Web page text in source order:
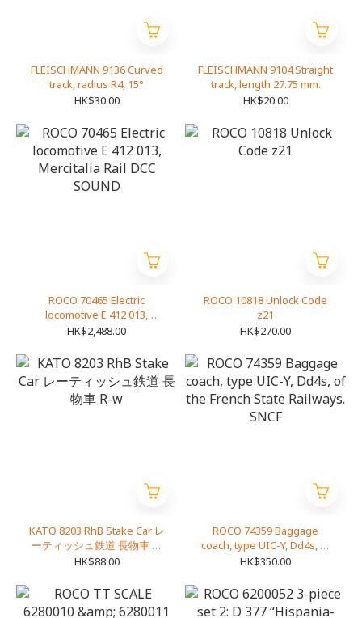
FLEISCHMANN 9136 Curved
track, radius R4, 15°
HK$30.00
FLEISCHMANN 9104 Straight
track, length 27.75 mm.
HK$20.00
ROCO 70465 Electric
locomotive E 412 013,
Mercitalia Rail DCC SOUND
HK$2,488.00
ROCO 10818 Unlock Code
z21
HK$270.00
KATO 8203 RhB Stake Car レ
ーティッシュ鉄道 長物車 R-
w
HK$88.00
ROCO 74359 Baggage
coach, type UIC-Y, Dd4s, of
the French State Railways.
HK$350.00